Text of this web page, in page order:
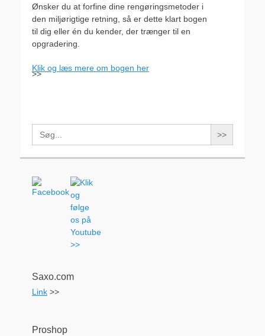
Ønsker du at forfine dine rengøringsmetoder i
den miljørigtige retning, så er dette klart bogen
til dig eller én du kender, der trænger til en
opgradering.
Klik og læs mere om bogen her
>>
Search
for:
Saxo.com
Link >>
Proshop